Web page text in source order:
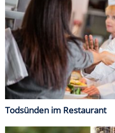
Todsünden im Restaurant